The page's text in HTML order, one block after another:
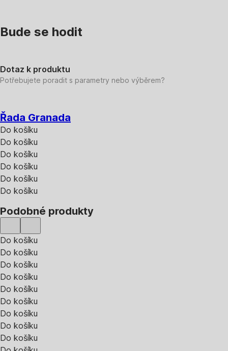
Bude se hodit
Dotaz k produktu
Potřebujete poradit s parametry nebo výběrem?
Řada Granada
Do košíku
Do košíku
Do košíku
Do košíku
Do košíku
Do košíku
Podobné produkty
Do košíku
Do košíku
Do košíku
Do košíku
Do košíku
Do košíku
Do košíku
Do košíku
Do košíku